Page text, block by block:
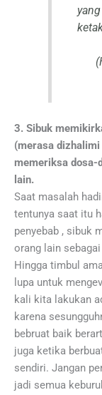
3. Sibuk
(merasa
memeriksa dosa-
lain.
Saat masalah
tentunya saat itu
penyebab , sibuk
orang lain
Hingga timbul
lupa untuk
kali kita lakukan
karena
bebruat baik
juga ketika
sendiri. Jangan
jadi semua